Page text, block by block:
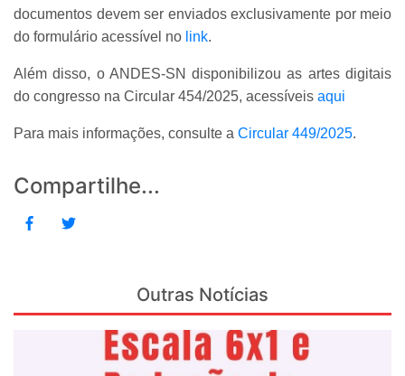
documentos devem ser enviados exclusivamente por meio
do formulário acessível no link.
Além disso, o ANDES-SN disponibilizou as artes digitais
do congresso na Circular 454/2025, acessíveis aqui
Para mais informações, consulte a Circular 449/2025.
Compartilhe...
Outras Notícias